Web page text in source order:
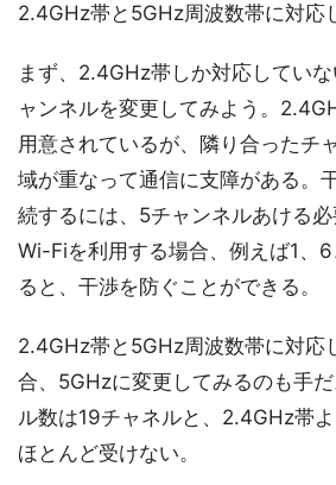
2.4GHz帯と5GHz周波数帯に対応
まず、2.4GHz帯しか対応してい
ャンネルを変更してみよう。
用意されているが、隣り合ったチ
域が重なって通信に支障がある。
続するには、5チャンネルあける
Wi-Fiを利用する場合、例えば1、
ると、干渉を防ぐことができる。
2.4GHz帯と5GHz周波数帯に対応
合、5GHzに変更してみるのも手
ル数は19チャネルと、2.4GHz帯
ほとんど受けない。